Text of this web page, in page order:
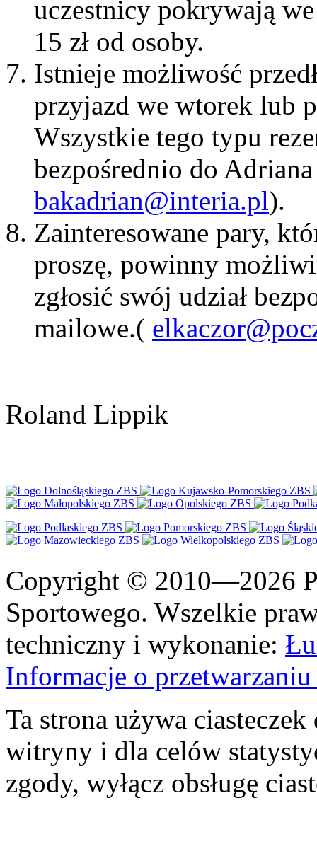
uczestnicy pokrywają
15 zł od osoby.
Istnieje możliwość
przyjazd we wtorek lub
Wszystkie tego typu
bezpośrednio do
bakadrian@interia.pl).
Zainteresowane pary,
proszę, powinny
zgłosić swój udział
mailowe.(
Roland Lippik
Copyright © 2010—2026
Sportowego. Wszelkie
techniczny i wykonanie:
Informacje o
Ta strona używa
witryny i dla celów
zgody, wyłącz obsługę